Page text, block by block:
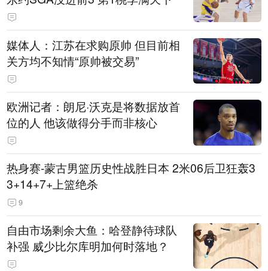
媒体人：江苏在求购原帅 但目前相
关方均不知情“原帅被交易”
欧洲记者：朗尼·沃克是将数据放首
位的人 他该做得分手而非核心
热身赛-蒙古男篮历史性战胜日本 2米06后卫狂轰3
3+14+7+上篮绝杀
9
自由市场剩余大鱼：哈登静待球队
补强 威少比尔库明加何时落地？